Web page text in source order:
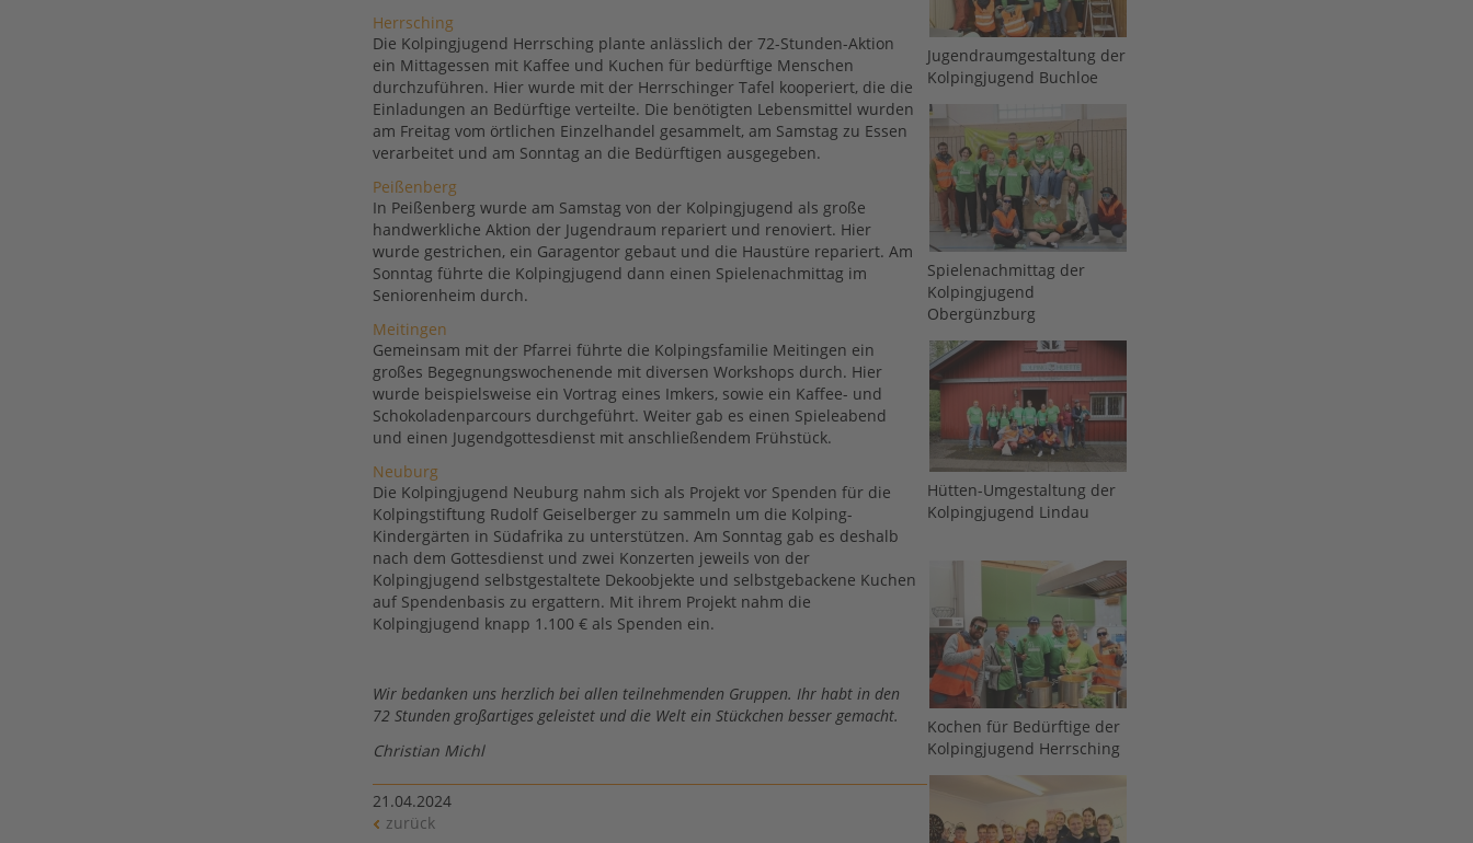
Jugendraumgestaltung der
Kolpingjugend Buchloe
Spielenachmittag der
Kolpingjugend
Obergünzburg
Hütten-Umgestaltung der
Kolpingjugend Lindau
Kochen für Bedürftige der
Kolpingjugend Herrsching
Herrsching
Die Kolpingjugend Herrsching plante anlässlich der 72-Stunden-Aktion
ein Mittagessen mit Kaffee und Kuchen für bedürftige Menschen
durchzuführen. Hier wurde mit der Herrschinger Tafel kooperiert, die die
Einladungen an Bedürftige verteilte. Die benötigten Lebensmittel wurden
am Freitag vom örtlichen Einzelhandel gesammelt, am Samstag zu Essen
verarbeitet und am Sonntag an die Bedürftigen ausgegeben.
Peißenberg
In Peißenberg wurde am Samstag von der Kolpingjugend als große
handwerkliche Aktion der Jugendraum repariert und renoviert. Hier
wurde gestrichen, ein Garagentor gebaut und die Haustüre repariert. Am
Sonntag führte die Kolpingjugend dann einen Spielenachmittag im
Seniorenheim durch.
Meitingen
Gemeinsam mit der Pfarrei führte die Kolpingsfamilie Meitingen ein
großes Begegnungswochenende mit diversen Workshops durch. Hier
wurde beispielsweise ein Vortrag eines Imkers, sowie ein Kaffee- und
Schokoladenparcours durchgeführt. Weiter gab es einen Spieleabend
und einen Jugendgottesdienst mit anschließendem Frühstück.
Neuburg
Die Kolpingjugend Neuburg nahm sich als Projekt vor Spenden für die
Kolpingstiftung Rudolf Geiselberger zu sammeln um die Kolping-
Kindergärten in Südafrika zu unterstützen. Am Sonntag gab es deshalb
nach dem Gottesdienst und zwei Konzerten jeweils von der
Kolpingjugend selbstgestaltete Dekoobjekte und selbstgebackene Kuchen
auf Spendenbasis zu ergattern. Mit ihrem Projekt nahm die
Kolpingjugend knapp 1.100 € als Spenden ein.
Wir bedanken uns herzlich bei allen teilnehmenden Gruppen. Ihr habt in den
72 Stunden großartiges geleistet und die Welt ein Stückchen besser gemacht.
Christian Michl
21.04.2024
zurück